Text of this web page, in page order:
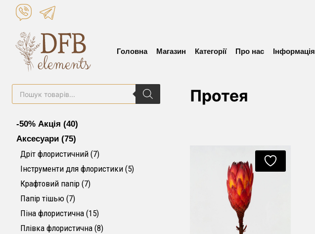
Skip
content
Головна Магазин Категорії Про нас Інформація
Протея
Пошук
товарів
-50% Акція 4040 товарів
Аксесуари 7575 товарів
Дріт флористичний 77 товарів
Інструменти для флористики 55 товарів
Крафтовий папір 77 товарів
Папір тішью 77 товарів
Піна флористична 1515 товарів
Плівка флористична 88 товарів